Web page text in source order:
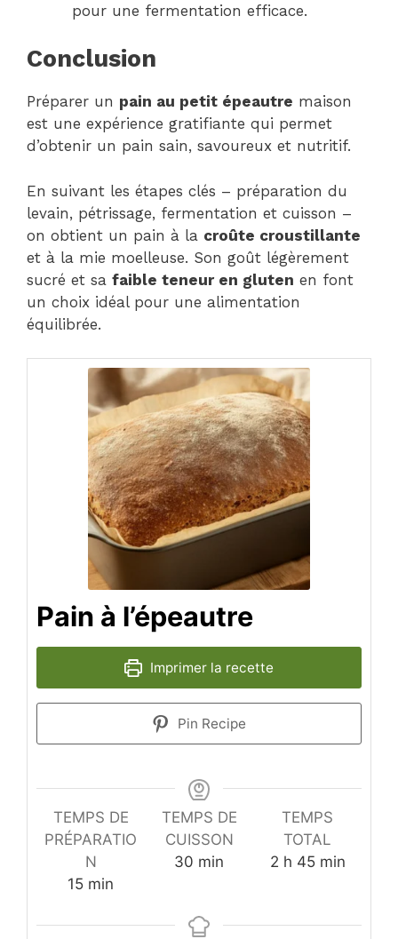
pour une fermentation efficace.
Conclusion
Préparer un pain au petit épeautre maison
est une expérience gratifiante qui permet
d’obtenir un pain sain, savoureux et nutritif.
En suivant les étapes clés – préparation du
levain, pétrissage, fermentation et cuisson –
on obtient un pain à la croûte croustillante
et à la mie moelleuse. Son goût légèrement
sucré et sa faible teneur en gluten en font
un choix idéal pour une alimentation
équilibrée.
Pain à l’épeautre
Imprimer la recette
Pin Recipe
TEMPS DE
PRÉPARATIO
N
15minutes
min
TEMPS DE
CUISSON
30 minutes
min
TEMPS
TOTAL
2heures
h 45minutes
min